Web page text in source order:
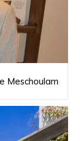
Meschoulam